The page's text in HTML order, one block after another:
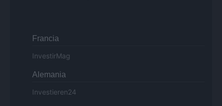
Francia
InvestirMag
Alemania
Investieren24